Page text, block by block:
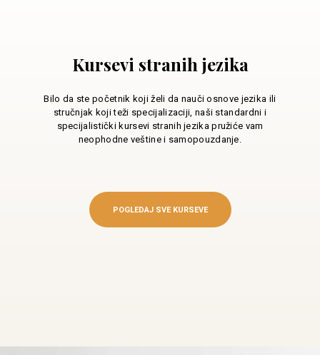
Kursevi stranih jezika
Bilo da ste početnik koji želi da nauči osnove jezika ili
stručnjak koji teži specijalizaciji, naši standardni i
specijalistički kursevi stranih jezika pružiće vam
neophodne veštine i samopouzdanje.
POGLEDAJ SVE KURSEVE